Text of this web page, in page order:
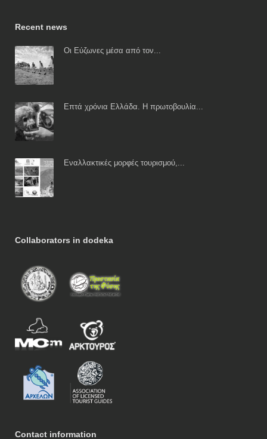
Recent news
Οι Εύζωνες μέσα από τον...
Επτά χρόνια Ελλάδα. Η πρωτοβουλία...
Εναλλακτικές μορφές τουρισμού,...
Collaborators in dodeka
Contact information